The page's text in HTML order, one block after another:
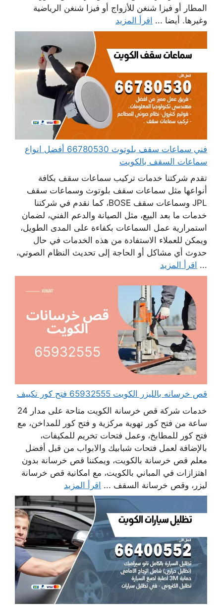
المطار أو فيزا شنغن للأزواج أو فيزا شنغن الرياضية
وغيرها. أيضا ... اقرأ المزيد
فني سماعات سقف بلوتوث 66780530 أفضل انواع
سماعات السقف بالكويت
تقدم شركتنا خدمات تركيب سماعات سقف بكافة
أنواعها مثل سماعات سقف بلوتوث وسماعات سقف
JPL وسماعات سقف BOSE، كما نقدم في شركتنا
خدمات ما بعد البيع، مثل الصيانة والدعم الفني، لضمان
استمرارية عمل السماعات بكفاءة على المدى الطويل،
ويمكن للعملاء الاستفادة من هذه الخدمات في حال
حدوث أي مشاكل أو الحاجة إلى تحديث النظام الصوتي،
... اقرأ المزيد
قص خرسانه بالليزر الكويت 65932555 فتح كور تكييف
خدمات شركة قص خرسانة الكويت متاحة على مدار 24
ساعة من فتح كور تهوية مركزية و فتح كور للمداخن، مع
فتح كور للمطابخ، وعمل فتحات تخريم للمكيفات،
بالإضافة لعمل فتحات شبابيك والابواب من قبل أفضل
معلم قص خرسانة بالكويت، ويمكننا قص خرسانة بدون
اهتزازات في المباني بالكويت، مع امكانية قص خرسانة
ليزر، وقص خرسانة السقف ... اقرأ المزيد